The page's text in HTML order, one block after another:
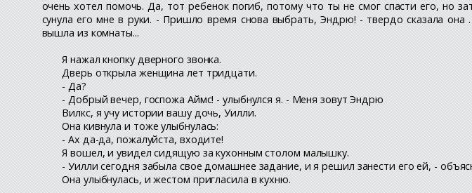
очень хотел помочь. Да, тот ребенок погиб, потому что ты не смог спасти его, но
сунула его мне в руки. - Пришло время снова выбрать, Эндрю! - твердо сказала
вышла из комнаты...
Я нажал кнопку дверного звонка.
Дверь открыла женщина лет тридцати.
- Да?
- Добрый вечер, госпожа Аймс! - улыбнулся я. - Меня зовут Эндрю
Вилкс, я учу истории вашу дочь, Уилли.
Она кивнула и тоже улыбнулась:
- Ах да-да, пожалуйста, входите!
Я вошел, и увидел сидящую за кухонным столом малышку.
- Уилли сегодня забыла свое домашнее задание, и я решил занести его ей, -
Она улыбнулась, и жестом пригласила в кухню.